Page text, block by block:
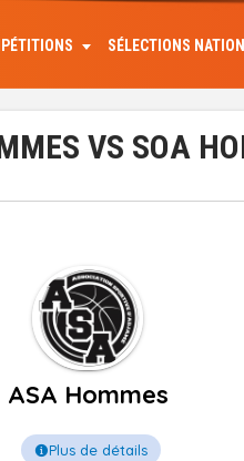
SÉLECTIONS
VS SOA
ASA Hommes
Plus de détails